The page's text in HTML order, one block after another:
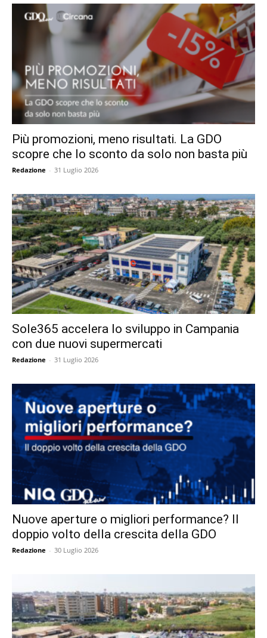
Più promozioni, meno risultati. La GDO
scopre che lo sconto da solo non basta più
Redazione - 31 Luglio 2026
Sole365 accelera lo sviluppo in Campania
con due nuovi supermercati
Redazione - 31 Luglio 2026
Nuove aperture o migliori performance? Il
doppio volto della crescita della GDO
Redazione - 30 Luglio 2026